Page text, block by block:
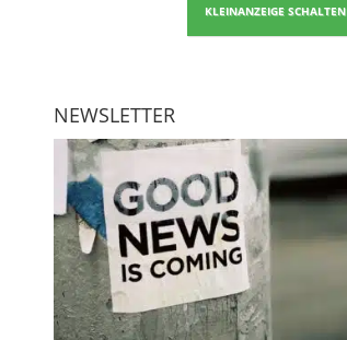
KLEINANZEIGE SCHALTEN
NEWSLETTER